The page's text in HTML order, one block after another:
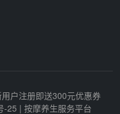
户注册即送300元优惠券
-25 | 按摩养生服务平台